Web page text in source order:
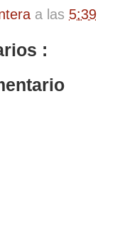
a las 5:39
: